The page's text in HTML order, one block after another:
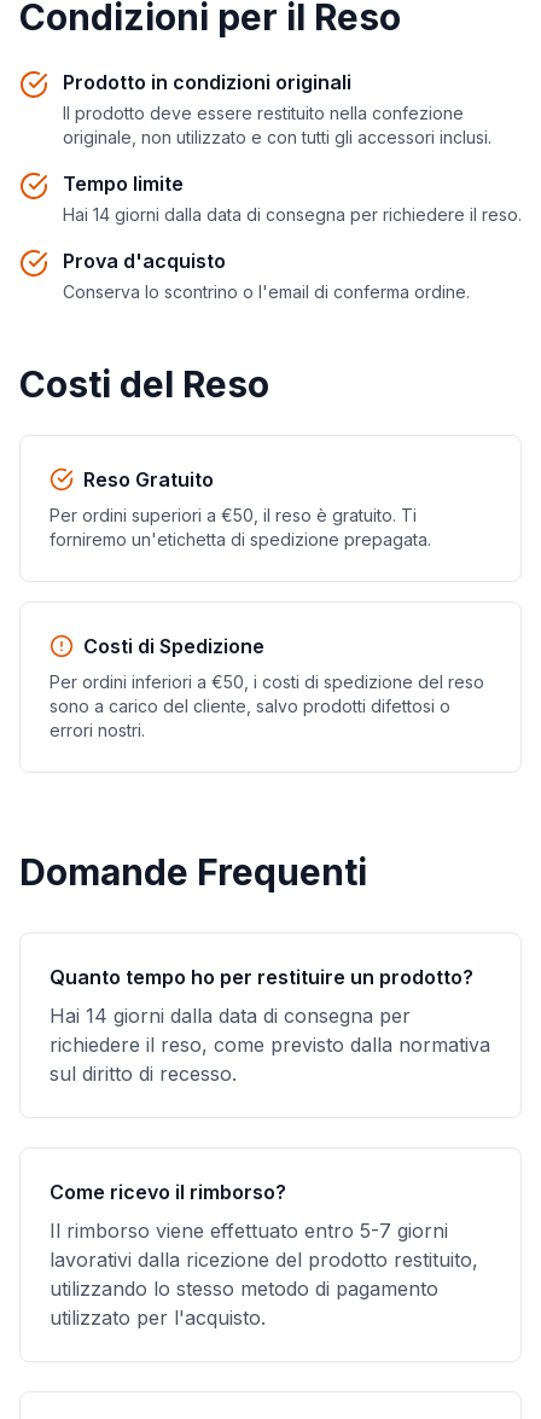
Condizioni per il Reso
Prodotto in condizioni originali
Il prodotto deve essere restituito nella confezione
originale, non utilizzato e con tutti gli accessori inclusi.
Tempo limite
Hai 14 giorni dalla data di consegna per richiedere il reso.
Prova d'acquisto
Conserva lo scontrino o l'email di conferma ordine.
Costi del Reso
Reso Gratuito
Per ordini superiori a €50, il reso è gratuito. Ti
forniremo un'etichetta di spedizione prepagata.
Costi di Spedizione
Per ordini inferiori a €50, i costi di spedizione del reso
sono a carico del cliente, salvo prodotti difettosi o
errori nostri.
Domande Frequenti
Quanto tempo ho per restituire un prodotto?
Hai 14 giorni dalla data di consegna per
richiedere il reso, come previsto dalla normativa
sul diritto di recesso.
Come ricevo il rimborso?
Il rimborso viene effettuato entro 5-7 giorni
lavorativi dalla ricezione del prodotto restituito,
utilizzando lo stesso metodo di pagamento
utilizzato per l'acquisto.